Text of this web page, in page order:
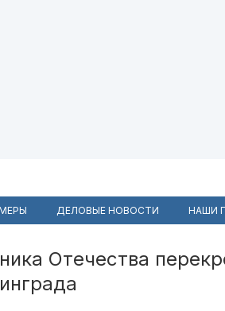
ДЕЛОВЫЕ НОВОСТИ НАШИ
Отечества